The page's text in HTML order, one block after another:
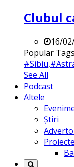
Clubul
16/
Popular
#Sibiu,
See All
Podcast
Altele
Știri
Proiecte